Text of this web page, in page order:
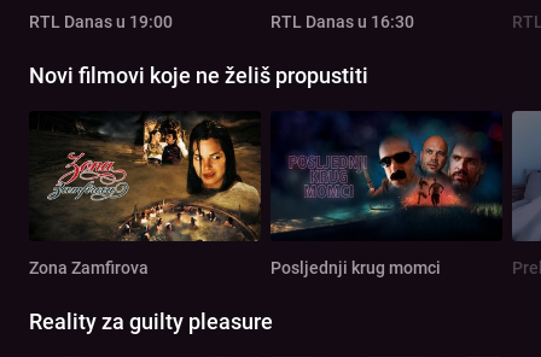
RTL Danas u 19:00 RTL Danas u 16:30
Novi filmovi koje ne želiš propustiti
Zona Zamfirova Posljednji krug momci
Reality za guilty pleasure